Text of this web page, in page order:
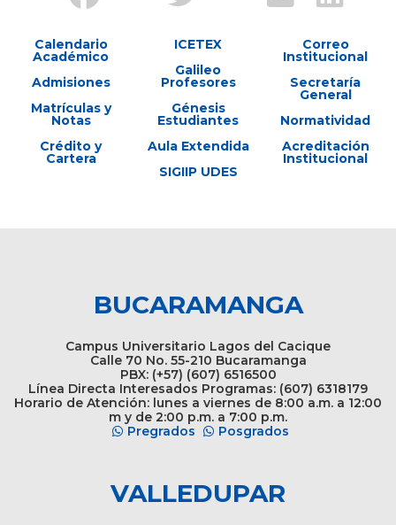
Calendario
Académico
Admisiones
Matrículas y
Notas
Crédito y
Cartera
ICETEX
Galileo
Profesores
Génesis
Estudiantes
Aula Extendida
SIGIIP UDES
Correo
Institucional
Secretaría
General
Normatividad
Acreditación
Institucional
BUCARAMANGA
Campus Universitario Lagos del Cacique
Calle 70 No. 55-210 Bucaramanga
PBX: (+57) (607) 6516500
Línea Directa Interesados Programas: (607) 6318179
Horario de Atención: lunes a viernes de 8:00 a.m. a 12:00
m y de 2:00 p.m. a 7:00 p.m.
Pregrados
Posgrados
VALLEDUPAR